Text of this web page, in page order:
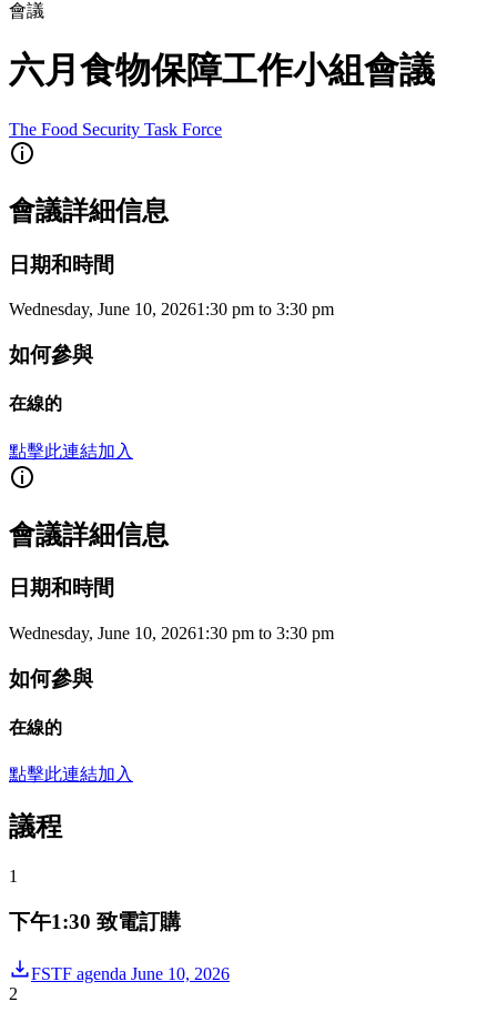
會議
六月食物保障工作小組會議
The Food Security Task Force
會議詳細信息
日期和時間
Wednesday, June 10, 20261:30 pm to 3:30 pm
如何參與
在線的
點擊此連結加入
會議詳細信息
日期和時間
Wednesday, June 10, 20261:30 pm to 3:30 pm
如何參與
在線的
點擊此連結加入
議程
1
下午1:30 致電訂購
FSTF agenda June 10, 2026
2